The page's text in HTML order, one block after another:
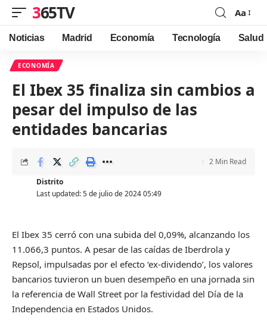
365TV
Font
Resizer
Aa
Noticias Madrid Economía Tecnología Salud
ECONOMÍA
El Ibex 35 finaliza sin cambios a
pesar del impulso de las
entidades bancarias
Last updated: 5 de julio de 2024 05:49
Distrito
2 Min Read
El Ibex 35 cerró con una subida del 0,09%, alcanzando los
11.066,3 puntos. A pesar de las caídas de Iberdrola y
Repsol, impulsadas por el efecto ‘ex-dividendo’, los valores
bancarios tuvieron un buen desempeño en una jornada sin
la referencia de Wall Street por la festividad del Día de la
Independencia en Estados Unidos.